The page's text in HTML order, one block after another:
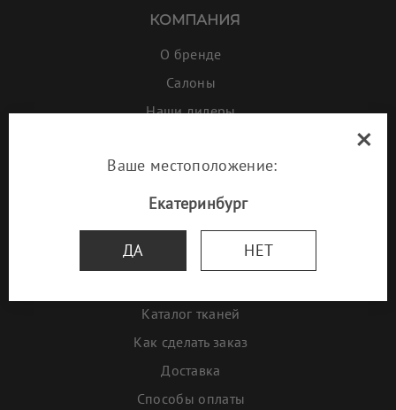
КОМПАНИЯ
О бренде
Салоны
Наши дилеры
Проекты дизайнеров
Наша мебель в ресторанах
Акции и скидки
Каталог тканей
Как сделать заказ
Доставка
Способы оплаты
×
Ваше местоположение:
Екатеринбург
ДА НЕТ